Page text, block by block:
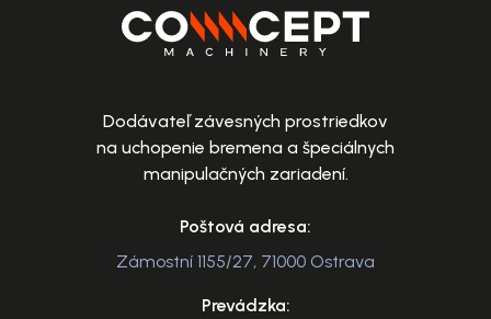
Dodávateľ závesných prostriedkov
na uchopenie bremena a špeciálnych
manipulačných zariadení.
Poštová adresa:
Zámostní 1155/27, 71000 Ostrava
Prevádzka: